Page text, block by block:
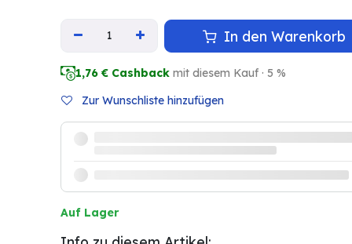
In den Warenkorb
1,76 € Cashback mit diesem Kauf · 5 %
Zur Wunschliste hinzufügen
Auf Lager